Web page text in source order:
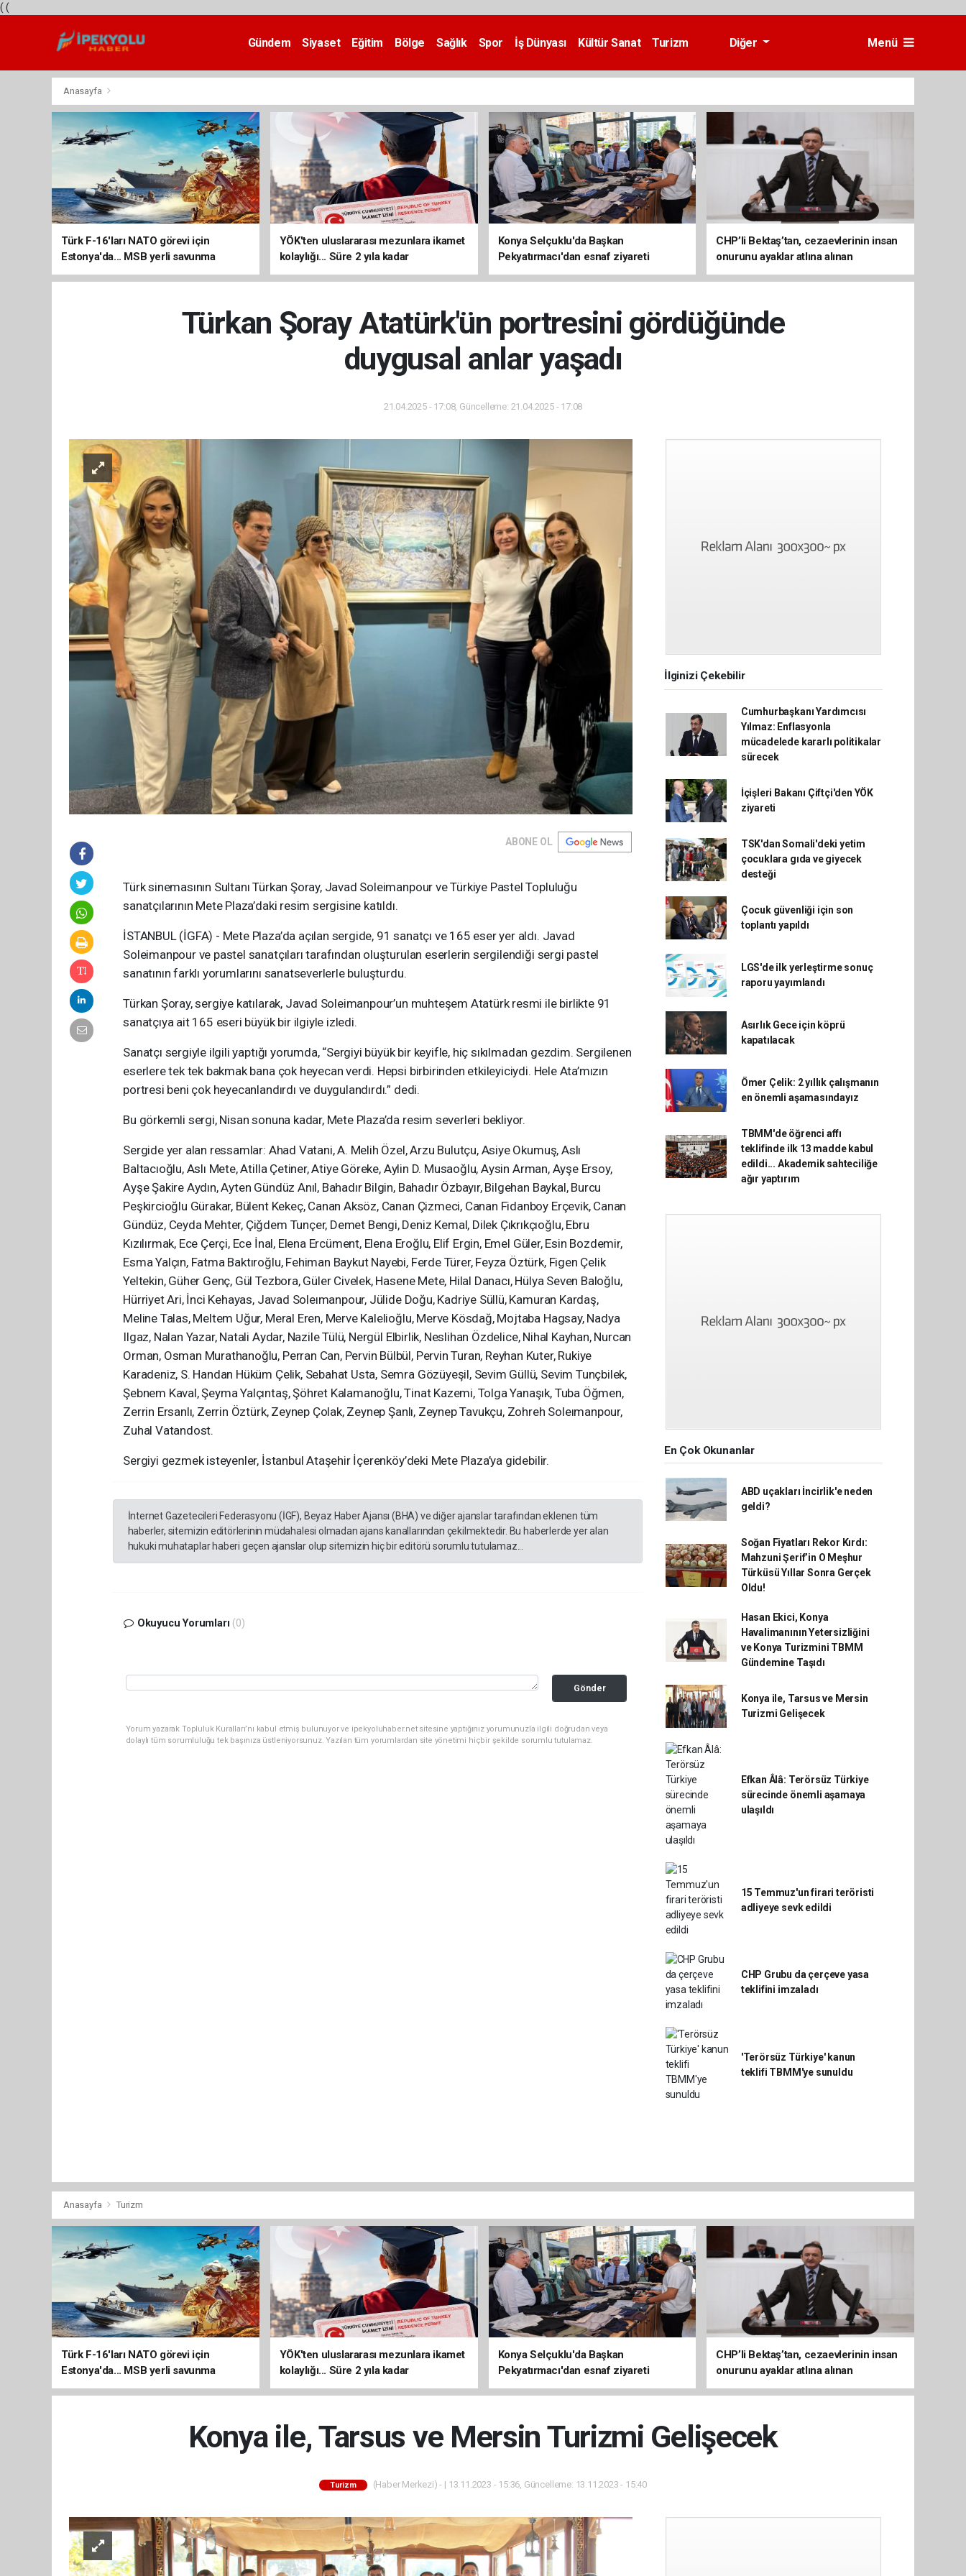
( (
Gündem Siyaset Eğitim Bölge Sağlık Spor İş Dünyası Kültür Sanat
Turizm
Diğer Menü
Anasayfa
Türk F-16'ları NATO görevi için
Estonya'da... MSB yerli savunma
sistemleriyle güçleniyor
YÖK'ten uluslararası mezunlara ikamet
kolaylığı... Süre 2 yıla kadar
uzatılabilecek
Konya Selçuklu'da Başkan
Pekyatırmacı'dan esnaf ziyareti
CHP’li Bektaş’tan, cezaevlerinin insan
onurunu ayaklar atlına alınan
mekânlara dönüşmesine tepki
Türkan Şoray Atatürk'ün portresini gördüğünde
duygusal anlar yaşadı
21.04.2025 - 17:08, Güncelleme: 21.04.2025 - 17:08
ABONE OL
Türk sinemasının Sultanı Türkan Şoray, Javad Soleimanpour ve Türkiye Pastel Topluluğu
sanatçılarının Mete Plaza’daki resim sergisine katıldı.
İSTANBUL (İGFA) - Mete Plaza’da açılan sergide, 91 sanatçı ve 165 eser yer aldı. Javad
Soleimanpour ve pastel sanatçıları tarafından oluşturulan eserlerin sergilendiği sergi pastel
sanatının farklı yorumlarını sanatseverlerle buluşturdu.
Türkan Şoray, sergiye katılarak, Javad Soleimanpour’un muhteşem Atatürk resmi ile birlikte 91
sanatçıya ait 165 eseri büyük bir ilgiyle izledi.
Sanatçı sergiyle ilgili yaptığı yorumda, “Sergiyi büyük bir keyifle, hiç sıkılmadan gezdim. Sergilenen
eserlere tek tek bakmak bana çok heyecan verdi. Hepsi birbirinden etkileyiciydi. Hele Ata’mızın
portresi beni çok heyecanlandırdı ve duygulandırdı.” dedi.
Bu görkemli sergi, Nisan sonuna kadar, Mete Plaza’da resim severleri bekliyor.
Sergide yer alan ressamlar: Ahad Vatani, A. Melih Özel, Arzu Bulutçu, Asiye Okumuş, Aslı
Baltacıoğlu, Aslı Mete, Atilla Çetiner, Atiye Göreke, Aylin D. Musaoğlu, Aysin Arman, Ayşe Ersoy,
Ayşe Şakire Aydın, Ayten Gündüz Anıl, Bahadır Bilgin, Bahadır Özbayır, Bilgehan Baykal, Burcu
Peşkircioğlu Gürakar, Bülent Kekeç, Canan Aksöz, Canan Çizmeci, Canan Fidanboy Erçevik, Canan
Gündüz, Ceyda Mehter, Çiğdem Tunçer, Demet Bengi, Deniz Kemal, Dilek Çıkrıkçıoğlu, Ebru
Kızılırmak, Ece Çerçi, Ece İnal, Elena Ercüment, Elena Eroğlu, Elif Ergin, Emel Güler, Esin Bozdemir,
Esma Yalçın, Fatma Baktıroğlu, Fehiman Baykut Nayebi, Ferde Türer, Feyza Öztürk, Figen Çelik
Yeltekin, Güher Genç, Gül Tezbora, Güler Civelek, Hasene Mete, Hilal Danacı, Hülya Seven Baloğlu,
Hürriyet Ari, İnci Kehayas, Javad Soleımanpour, Jülide Doğu, Kadriye Süllü, Kamuran Kardaş,
Meline Talas, Meltem Uğur, Meral Eren, Merve Kalelioğlu, Merve Kösdağ, Mojtaba Hagsay, Nadya
Ilgaz, Nalan Yazar, Natali Aydar, Nazile Tülü, Nergül Elbirlik, Neslihan Özdelice, Nihal Kayhan, Nurcan
Orman, Osman Murathanoğlu, Perran Can, Pervin Bülbül, Pervin Turan, Reyhan Kuter, Rukiye
Karadeniz, S. Handan Hüküm Çelik, Sebahat Usta, Semra Gözüyeşil, Sevim Güllü, Sevim Tunçbilek,
Şebnem Kaval, Şeyma Yalçıntaş, Şöhret Kalamanoğlu, Tinat Kazemi, Tolga Yanaşık, Tuba Öğmen,
Zerrin Ersanlı, Zerrin Öztürk, Zeynep Çolak, Zeynep Şanlı, Zeynep Tavukçu, Zohreh Soleımanpour,
Zuhal Vatandost.
Sergiyi gezmek isteyenler, İstanbul Ataşehir İçerenköy’deki Mete Plaza’ya gidebilir.
İnternet Gazetecileri Federasyonu (İGF), Beyaz Haber Ajansı (BHA) ve diğer ajanslar tarafından eklenen tüm
haberler, sitemizin editörlerinin müdahalesi olmadan ajans kanallarından çekilmektedir. Bu haberlerde yer alan
hukuki muhataplar haberi geçen ajanslar olup sitemizin hiç bir editörü sorumlu tutulamaz...
Okuyucu Yorumları (0)
Gönder
Yorum yazarak Topluluk Kuralları’nı kabul etmiş bulunuyor ve ipekyoluhaber.net sitesine yaptığınız yorumunuzla ilgili doğrudan veya
dolaylı tüm sorumluluğu tek başınıza üstleniyorsunuz. Yazılan tüm yorumlardan site yönetimi hiçbir şekilde sorumlu tutulamaz.
İlginizi Çekebilir
Cumhurbaşkanı Yardımcısı
Yılmaz: Enflasyonla
mücadelede kararlı politikalar
sürecek
İçişleri Bakanı Çiftçi'den YÖK
ziyareti
TSK'dan Somali'deki yetim
çocuklara gıda ve giyecek
desteği
Çocuk güvenliği için son
toplantı yapıldı
LGS'de ilk yerleştirme sonuç
raporu yayımlandı
Asırlık Gece için köprü
kapatılacak
Ömer Çelik: 2 yıllık çalışmanın
en önemli aşamasındayız
TBMM'de öğrenci affı
teklifinde ilk 13 madde kabul
edildi... Akademik sahteciliğe
ağır yaptırım
En Çok Okunanlar
ABD uçakları İncirlik'e neden
geldi?
Soğan Fiyatları Rekor Kırdı:
Mahzuni Şerif’in O Meşhur
Türküsü Yıllar Sonra Gerçek
Oldu!
Hasan Ekici, Konya
Havalimanının Yetersizliğini
ve Konya Turizmini TBMM
Gündemine Taşıdı
Konya ile, Tarsus ve Mersin
Turizmi Gelişecek
Efkan Âlâ: Terörsüz Türkiye
sürecinde önemli aşamaya
ulaşıldı
15 Temmuz'un firari teröristi
adliyeye sevk edildi
CHP Grubu da çerçeve yasa
teklifini imzaladı
'Terörsüz Türkiye' kanun
teklifi TBMM'ye sunuldu
Anasayfa Turizm
Türk F-16'ları NATO görevi için
Estonya'da... MSB yerli savunma
sistemleriyle güçleniyor
YÖK'ten uluslararası mezunlara ikamet
kolaylığı... Süre 2 yıla kadar
uzatılabilecek
Konya Selçuklu'da Başkan
Pekyatırmacı'dan esnaf ziyareti
CHP’li Bektaş’tan, cezaevlerinin insan
onurunu ayaklar atlına alınan
mekânlara dönüşmesine tepki
Konya ile, Tarsus ve Mersin Turizmi Gelişecek
Turizm (Haber Merkezi) - | 13.11.2023 - 15:36, Güncelleme: 13.11.2023 - 15:40